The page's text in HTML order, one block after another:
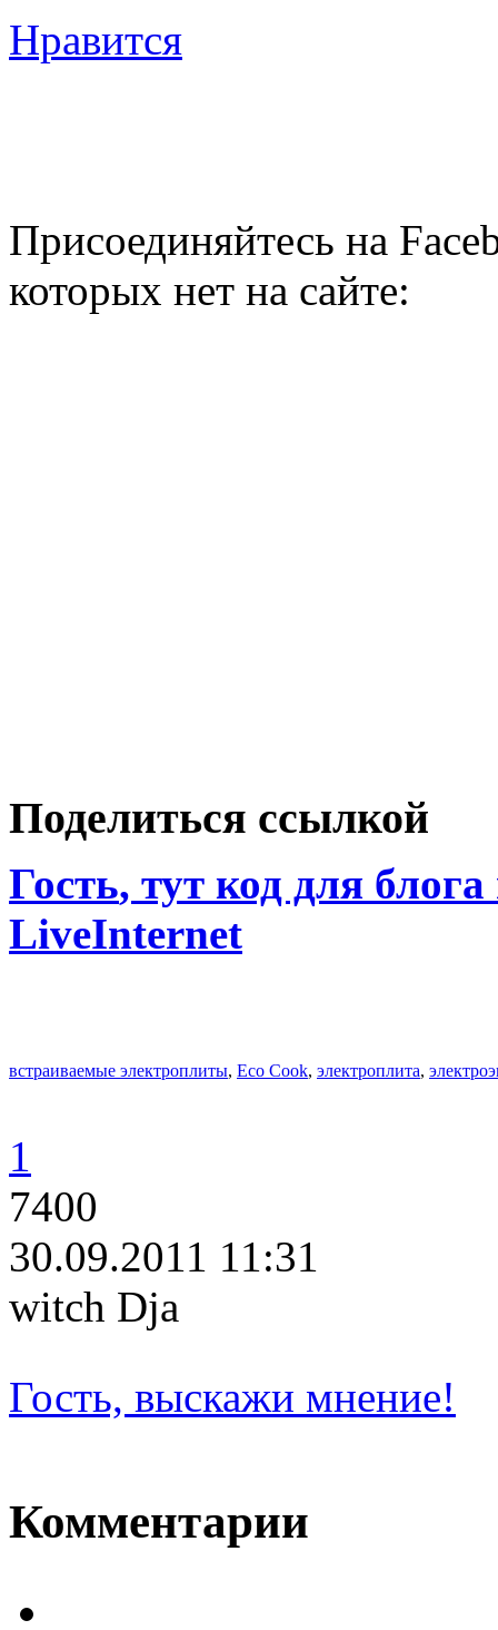
Нравится
Присоединяйтесь на
которых нет на сайте:
Поделиться ссылкой
Гость, тут код для
LiveInternet
встраиваемые электроплиты, Eco Cook, электроплита,
1
7400
30.09.2011 11:31
witch Dja
Гость, выскажи мнение!
Комментарии